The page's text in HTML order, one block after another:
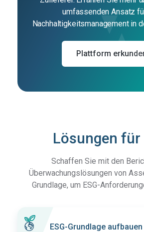
umfassenden Ansatz
Nachhaltigkeitsmanagement in
Plattform
Lösungen für
Schaffen Sie mit den
Überwachungslösungen von
Grundlage, um ESG-
ESG-Grundlage aufbauen